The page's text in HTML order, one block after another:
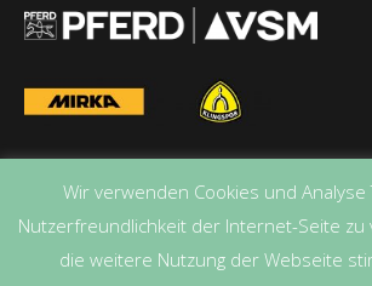
Wir verwenden Cookies und Analyse
Nutzerfreundlichkeit der Internet-Seite zu
die weitere Nutzung der Webseite